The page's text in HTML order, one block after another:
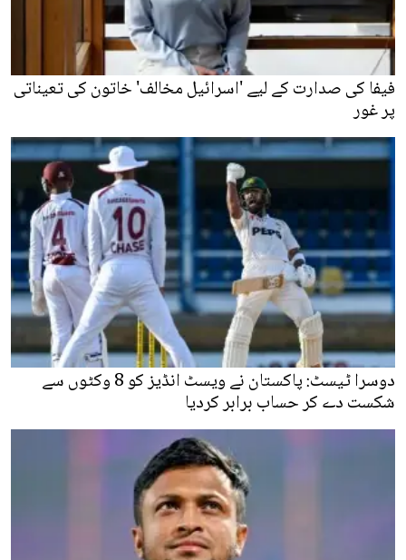
فیفا کی صدارت کے لیے 'اسرائیل مخالف' خاتون کی تعیناتی
پر غور
دوسرا ٹیسٹ: پاکستان نے ویسٹ انڈیز کو 8 وکٹوں سے
شکست دے کر حساب برابر کردیا